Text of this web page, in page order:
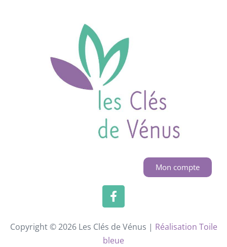
Mon compte
Copyright © 2026 Les Clés de Vénus | Réalisation Toile
bleue